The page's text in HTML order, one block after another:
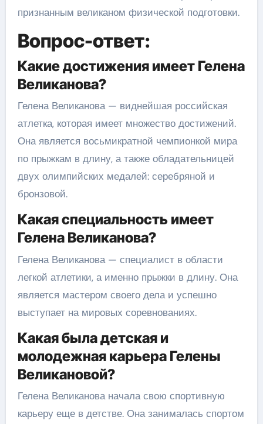
признанным великаном физической подготовки.
Вопрос-ответ:
Какие достижения имеет Гелена
Великанова?
Гелена Великанова — виднейшая российская
атлетка, которая имеет множество достижений.
Она является восьмикратной чемпионкой мира
по прыжкам в длину, а также обладательницей
двух олимпийских медалей: серебряной и
бронзовой.
Какая специальность имеет
Гелена Великанова?
Гелена Великанова — специалист в области
легкой атлетики, а именно прыжки в длину. Она
является мастером своего дела и успешно
выступает на мировых соревнованиях.
Какая была детская и
молодежная карьера Гелены
Великановой?
Гелена Великанова начала свою спортивную
карьеру еще в детстве. Она занималась спортом